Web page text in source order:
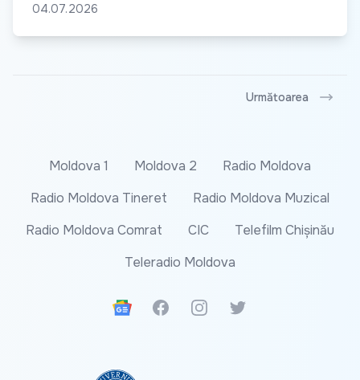
04.07.2026
Următoarea
Moldova 1 Moldova 2
Radio Moldova
Radio Moldova Tineret
Radio Moldova Muzical
Radio Moldova Comrat
CIC
Telefilm Chișinău
Teleradio Moldova
Google News
FacebookInstagramTwitter